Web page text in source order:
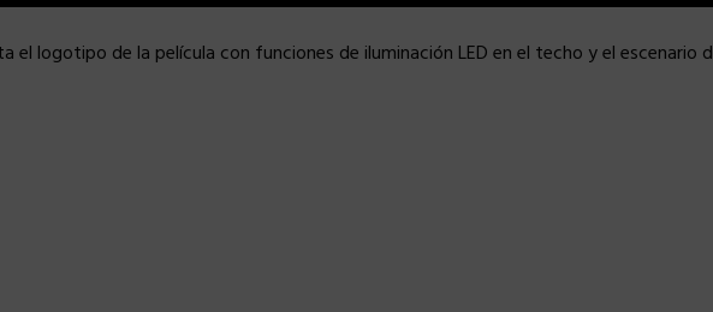
el logotipo de la película con funciones de iluminación LED en el techo y el escenario